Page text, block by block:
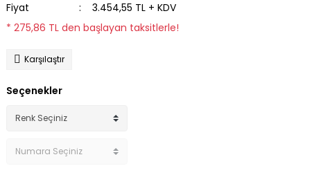
Fiyat
3.454,55 TL + KDV
* 275,86 TL den başlayan taksitlerle!
Karşılaştır
Seçenekler